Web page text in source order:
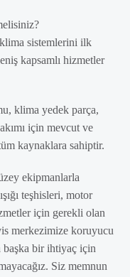
sistemlerini ilk
kapsamlı hizmetler
klima yedek parça,
için mevcut ve
kaynaklara sahiptir.
ekipmanlarla
teşhisleri, motor
için gerekli olan
merkezimize koruyucu
başka bir ihtiyaç için
Siz memnun